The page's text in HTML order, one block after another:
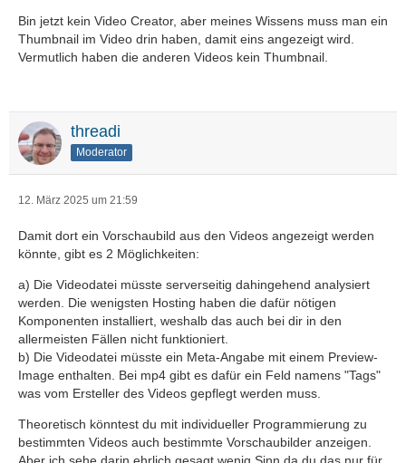
Bin jetzt kein Video Creator, aber meines Wissens muss man ein
Thumbnail im Video drin haben, damit eins angezeigt wird.
Vermutlich haben die anderen Videos kein Thumbnail.
threadi
Moderator
12. März 2025 um 21:59
Damit dort ein Vorschaubild aus den Videos angezeigt werden
könnte, gibt es 2 Möglichkeiten:
a) Die Videodatei müsste serverseitig dahingehend analysiert
werden. Die wenigsten Hosting haben die dafür nötigen
Komponenten installiert, weshalb das auch bei dir in den
allermeisten Fällen nicht funktioniert.
b) Die Videodatei müsste ein Meta-Angabe mit einem Preview-
Image enthalten. Bei mp4 gibt es dafür ein Feld namens "Tags"
was vom Ersteller des Videos gepflegt werden muss.
Theoretisch könntest du mit individueller Programmierung zu
bestimmten Videos auch bestimmte Vorschaubilder anzeigen.